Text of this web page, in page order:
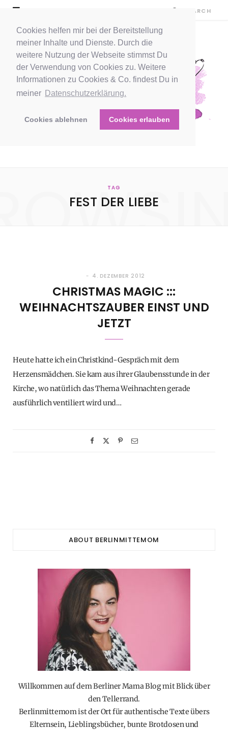
Cookies helfen mir bei der Bereitstellung
meiner Inhalte und Dienste. Durch die
weitere Nutzung der Webseite stimmst Du
der Verwendung von Cookies zu. Weitere
Informationen zu Cookies & Co. findest Du in
meiner Datenschutzerklärung.
Cookies ablehnen Cookies erlauben
TAG
FEST DER LIEBE
4. DEZEMBER 2012
CHRISTMAS MAGIC :::
WEIHNACHTSZAUBER EINST UND
JETZT
Heute hatte ich ein Christkind-Gespräch mit dem
Herzensmädchen. Sie kam aus ihrer Glaubensstunde in der
Kirche, wo natürlich das Thema Weihnachten gerade
ausführlich ventiliert wird und…
ABOUT BERLINMITTEMOM
Willkommen auf dem Berliner Mama Blog mit Blick über
den Tellerrand.
Berlinmittemom ist der Ort für authentische Texte übers
Elternsein, Lieblingsbücher, bunte Brotdosen und